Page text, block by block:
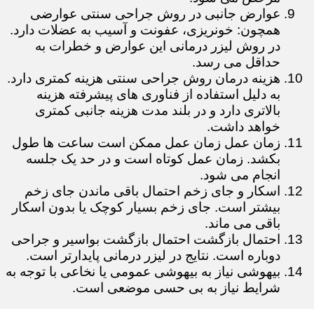
عوارض جانبی در روش جراحی سنتی عوارضی
همچون: خونریزی، عفونت و آسیب به عضلات دارد.
در روش لیزر درمانی این عوارض و خطرات به
حداقل می رسد.
هزینه درمان روش جراحی سنتی هزینه کمتری دارد.
به دلیل استفاده از فناوری های پیشرفته هزینه
بالاتری دارد و در بلند مدت هزینه جانبی کمتری
خواهد داشت.
زمان عمل زمان عمل ممکن است ساعت ها طول
بکشد. زمان عمل کوتاه است و در حد یک جلسه
انجام می شود.
اسکار و جای زخم احتمال باقی ماندن جای زخم
بیشتر است. جای زخم بسیار کوچک یا بدون اسکار
باقی می ماند.
احتمال بازگشت احتمال بازگشت بواسیر و جراحی
دوباره است. نتایج در لیزر درمانی پایدارتر است.
بیهوشی نیاز به بیهوشی عمومی یا نخاعی با توجه به
شرایط نیاز به بی حسی موضعی است.